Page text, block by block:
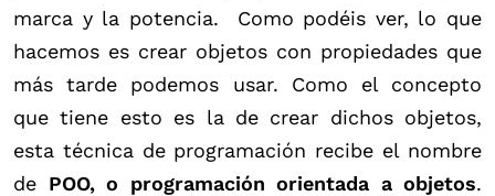
marca y la potencia. Como podéis ver, lo que
hacemos es crear objetos con propiedades que
más tarde podemos usar. Como el concepto
que tiene esto es la de crear dichos objetos,
esta técnica de programación recibe el nombre
de POO, o programación orientada a objetos.